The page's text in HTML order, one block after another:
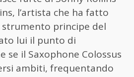
l’artista che ha fatto
principe del
lui il punto di
se il Saxophone Colossus
ambiti, frequentando